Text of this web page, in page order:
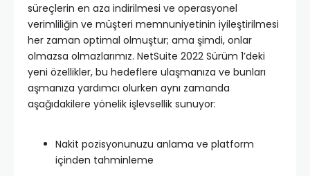
süreçlerin en aza indirilmesi ve operasyonel
verimliliğin ve müşteri memnuniyetinin iyileştirilmesi
her zaman optimal olmuştur; ama şimdi, onlar
olmazsa olmazlarımız. NetSuite 2022 Sürüm 1’deki
yeni özellikler, bu hedeflere ulaşmanıza ve bunları
aşmanıza yardımcı olurken aynı zamanda
aşağıdakilere yönelik işlevsellik sunuyor:
Nakit pozisyonunuzu anlama ve platform
içinden tahminleme